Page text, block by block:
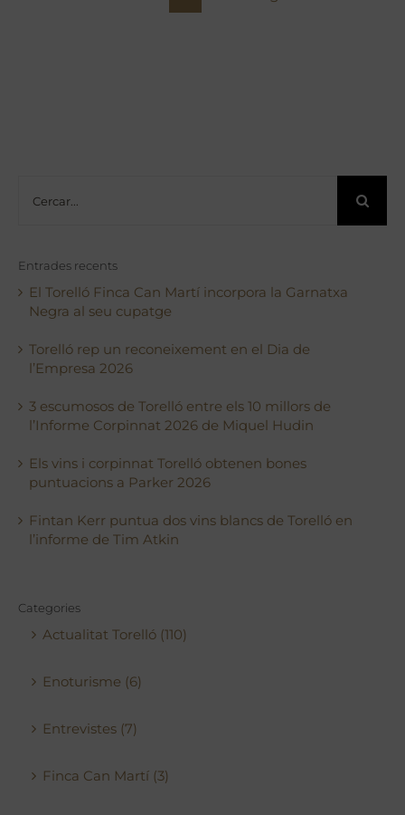
Entrades recents
El Torelló Finca Can Martí incorpora la Garnatxa
Negra al seu cupatge
Torelló rep un reconeixement en el Dia de
l’Empresa 2026
3 escumosos de Torelló entre els 10 millors de
l’Informe Corpinnat 2026 de Miquel Hudin
Els vins i corpinnat Torelló obtenen bones
puntuacions a Parker 2026
Fintan Kerr puntua dos vins blancs de Torelló en
l’informe de Tim Atkin
Categories
Actualitat Torelló (110)
Enoturisme (6)
Entrevistes (7)
Finca Can Martí (3)